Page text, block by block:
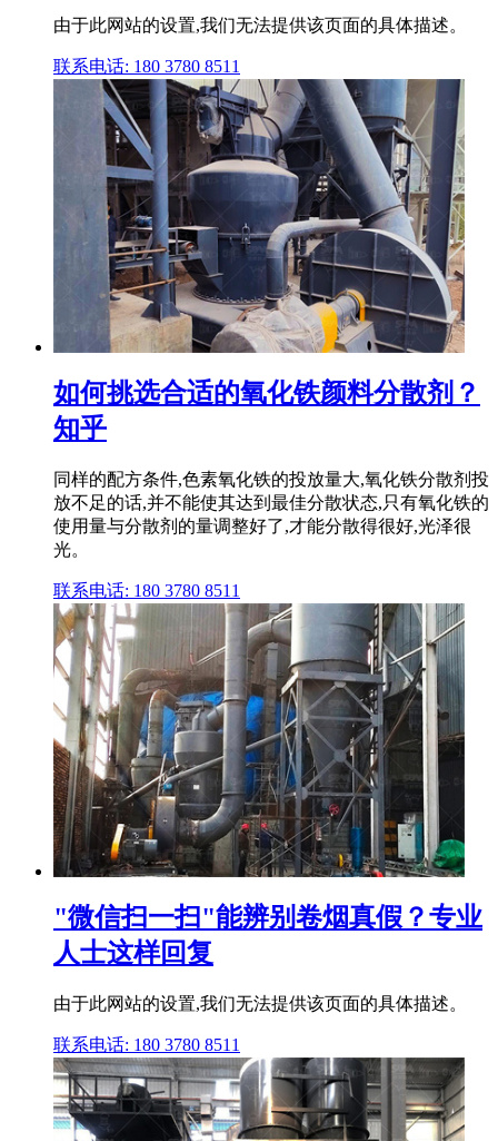
由于此网站的设置,我们无法提供该页面的具体描述。
联系电话: 180 3780 8511
如何挑选合适的氧化铁颜料分散剂？
知乎
同样的配方条件,色素氧化铁的投放量大,氧化铁分散剂投
放不足的话,并不能使其达到最佳分散状态,只有氧化铁的
使用量与分散剂的量调整好了,才能分散得很好,光泽很
光。
联系电话: 180 3780 8511
"微信扫一扫"能辨别卷烟真假？专业
人士这样回复
由于此网站的设置,我们无法提供该页面的具体描述。
联系电话: 180 3780 8511